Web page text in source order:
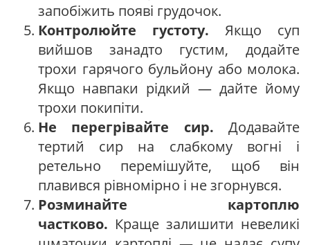
запобіжить появі грудочок.
Контролюйте густоту. Якщо суп
вийшов занадто густим, додайте
трохи гарячого бульйону або молока.
Якщо навпаки рідкий — дайте йому
трохи покипіти.
Не перегрівайте сир. Додавайте
тертий сир на слабкому вогні і
ретельно перемішуйте, щоб він
плавився рівномірно і не згорнувся.
Розминайте картоплю
частково. Краще залишити невеликі